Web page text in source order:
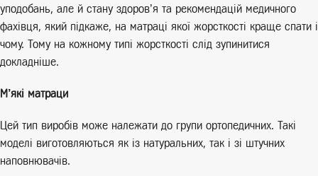
уподобань, але й стану здоров’я та рекомендацій медичного
фахівця, який підкаже, на матраці якої жорсткості краще спати і
чому. Тому на кожному типі жорсткості слід зупинитися
докладніше.
М’які матраци
Цей тип виробів може належати до групи ортопедичних. Такі
моделі виготовляються як із натуральних, так і зі штучних
наповнювачів.